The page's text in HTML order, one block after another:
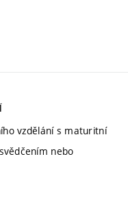
vzdělání s maturitní
nebo